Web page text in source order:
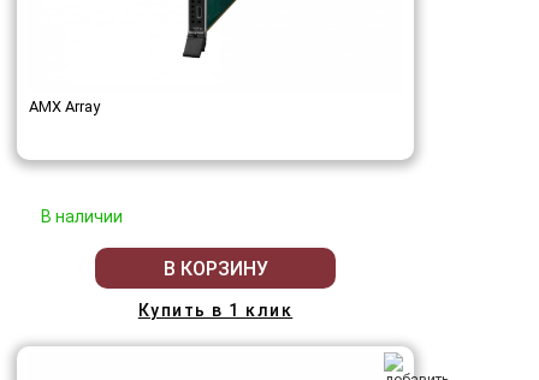
AMX Array
В наличии
В КОРЗИНУ
Купить в 1 клик